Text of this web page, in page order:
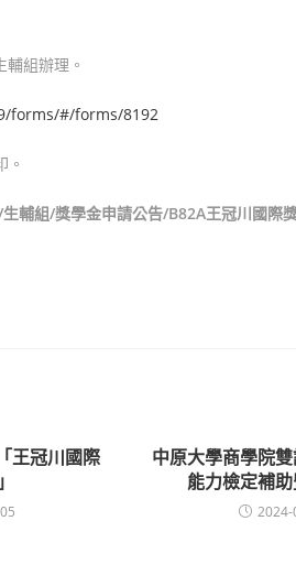
組辦理。
forms/#/forms/8192
。
輔組/獎學金申請公告/B82A王冠川國際
王冠川國際
中原大學商學院
能力檢定補
2024-